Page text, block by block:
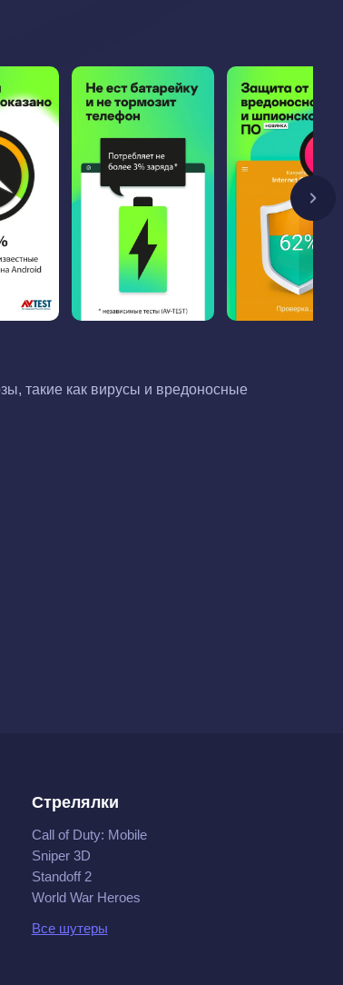
такие как вирусы и вредоносные
Стрелялки
Call of Duty: Mobile
Sniper 3D
Standoff 2
World War Heroes
Все шутеры